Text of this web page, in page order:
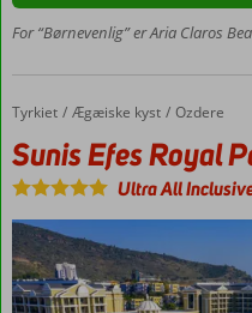
Masser
af
børn og
Værelser
med
5
For “Børnevenlig” er Aria Claros
Forside
Tyrkiet Ægæiske kyst Ozdere
Sunis Efes Royal Palace
Sunis Efes Royal
Ultra All